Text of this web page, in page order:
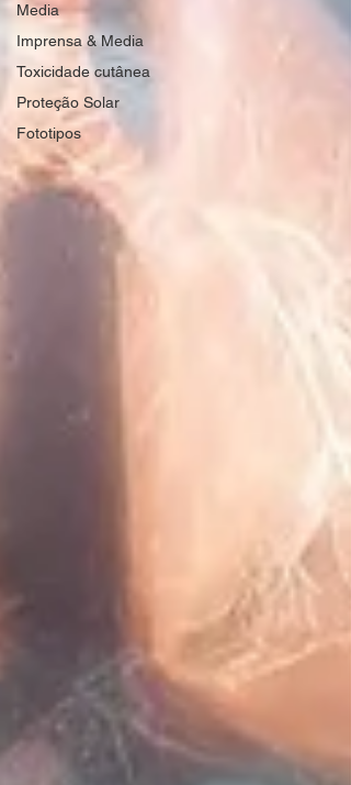
Media
Imprensa & Media
Toxicidade cutânea
Proteção Solar
Fototipos